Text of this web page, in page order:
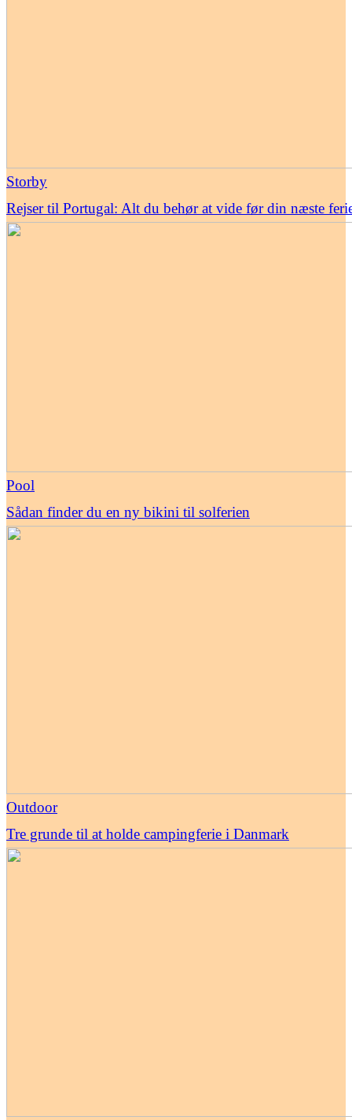
Storby
Rejser til Portugal: Alt du behør at vide før din næste
Pool
Sådan finder du en ny bikini til solferien
Outdoor
Tre grunde til at holde campingferie i Danmark